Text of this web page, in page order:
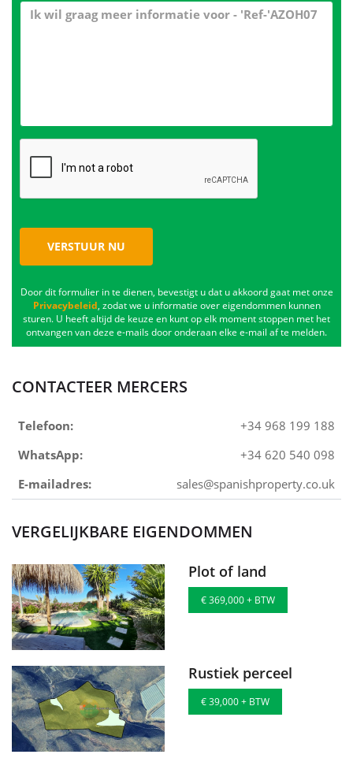
VERSTUUR NU
Door dit formulier in te dienen, bevestigt u dat u akkoord gaat met onze
Privacybeleid, zodat we u informatie over eigendommen kunnen
sturen. U heeft altijd de keuze en kunt op elk moment stoppen met het
ontvangen van deze e-mails door onderaan elke e-mail af te melden.
CONTACTEER MERCERS
Telefoon:
+34 968 199 188
WhatsApp:
+34 620 540 098
E-mailadres:
sales@spanishproperty.co.uk
VERGELIJKBARE EIGENDOMMEN
Plot of land
€ 369,000 + BTW
Rustiek perceel
€ 39,000 + BTW